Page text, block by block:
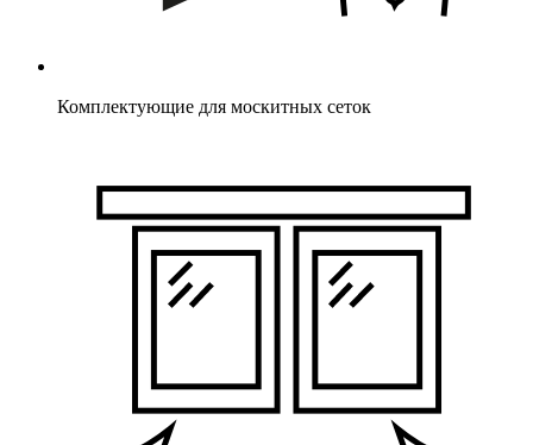
Комплектующие для москитных сеток